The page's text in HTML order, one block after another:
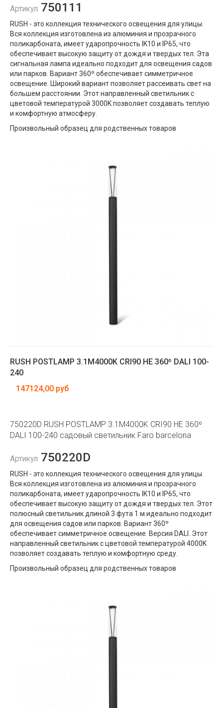
Артикул 750111
RUSH - это коллекция технического освещения для улицы.
Вся коллекция изготовлена ​​из алюминия и прозрачного
поликарбоната, имеет ударопрочность IK10 и IP65, что
обеспечивает высокую защиту от дождя и твердых тел. Эта
сигнальная лампа идеально подходит для освещения садов
или парков. Вариант 360º обеспечивает симметричное
освещение. Широкий вариант позволяет рассеивать свет на
большем расстоянии. Этот направленный светильник с
цветовой температурой 3000K позволяет создавать теплую
и комфортную атмосферу.
Произвольный образец для родственных товаров
RUSH POSTLAMP 3.1M4000K CRI90 HE 360º DALI 100-
240
147124,00 руб
750220D RUSH POSTLAMP 3.1M4000K CRI90 HE 360º
DALI 100-240 садовый светильник Faro barcelona
Артикул 750220D
RUSH - это коллекция технического освещения для улицы.
Вся коллекция изготовлена ​​из алюминия и прозрачного
поликарбоната, имеет ударопрочность IK10 и IP65, что
обеспечивает высокую защиту от дождя и твердых тел. Этот
полюсный светильник длиной 3 фута 1 м идеально подходит
для освещения садов или парков. Вариант 360º
обеспечивает симметричное освещение. Версия DALI. Этот
направленный светильник с цветовой температурой 4000K
позволяет создавать теплую и комфортную среду.
Произвольный образец для родственных товаров